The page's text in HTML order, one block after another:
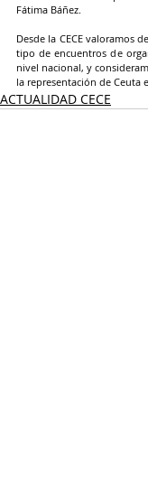
Fátima Báñez.
Desde la CECE valoramos
tipo de encuentros de
nivel nacional, y
la representación de Ceuta
ACTUALIDAD CECE